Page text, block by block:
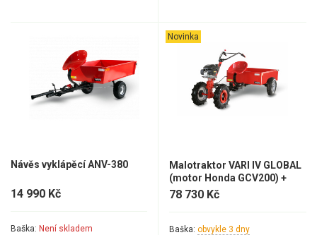
Návěs vyklápěcí ANV-380
14 990 Kč
Baška: Není skladem
Novinka
Malotraktor VARI IV GLOBAL
(motor Honda GCV200) +
vozík ANV-500
78 730 Kč
Baška: obvykle 3 dny